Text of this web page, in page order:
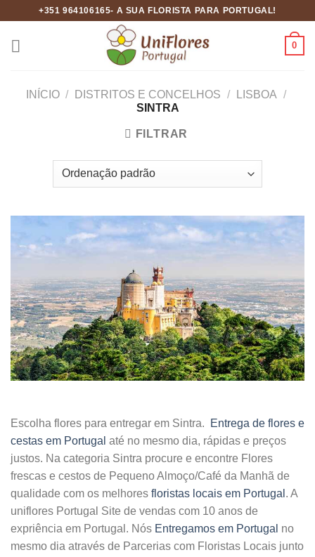
content
+351 964106165- A SUA FLORISTA PARA PORTUGAL!
0
INÍCIO / DISTRITOS E CONCELHOS / LISBOA /
SINTRA
FILTRAR
Escolha flores para entregar em Sintra.
Entrega de flores e
cestas em Portugal até no mesmo dia, rápidas e preços
justos. Na categoria Sintra procure e encontre Flores
frescas e cestos de Pequeno Almoço/Café da Manhã de
qualidade com os melhores floristas locais em Portugal . A
uniflores Portugal Site de vendas com 10 anos de
expriência em Portugal. Nós Entregamos em Portugal no
mesmo dia através de Parcerias com Floristas Locais junto